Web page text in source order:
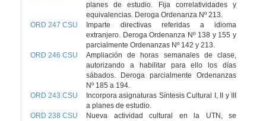
planes de estudio. Fija correlatividades y
equivalencias. Deroga Ordenanza Nº 213.
ORD 247 CSU
Imparte directivas referidas a idioma
extranjero. Deroga Ordenanza Nº 138 y 155 y
parcialmente Ordenanzas Nº 142 y 213.
ORD 246 CSU
Ampliación de horas semanales de clase,
autorizando a habilitar para ello los días
sábados. Deroga parcialmente Ordenanzas
Nº 185 a 194.
ORD 243 CSU
Incorpora asignaturas Síntesis Cultural I, II y III
a planes de estudio.
ORD 238 CSU
Nueva actividad cultural en la UTN, se